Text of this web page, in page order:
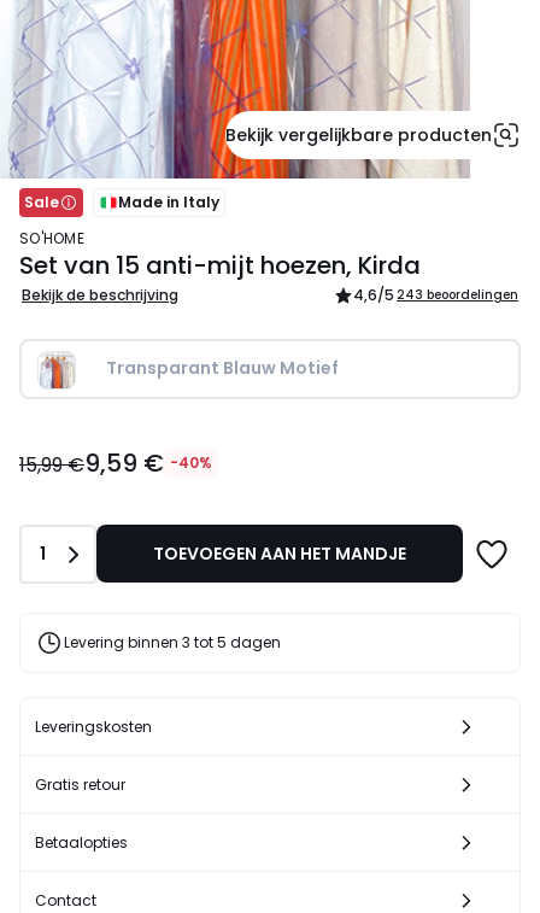
Bekijk vergelijkbare producten
Sale
Made in Italy
SO'HOME
Set van 15 anti-mijt hoezen, Kirda
Bekijk de beschrijving 4,6/5 243 beoordelingen
Transparant Blauw Motief
€
15,99
€
korting
toegepast.
15,99 €9,59 € -40%
Aantal
1 TOEVOEGEN AAN HET MANDJE
Levering binnen 3 tot 5 dagen
Leveringskosten
Gratis retour
Betaalopties
Contact